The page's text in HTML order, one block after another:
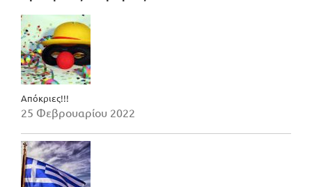
Απόκριες!!!
25 Φεβρουαρίου 2022